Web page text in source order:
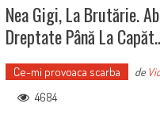
Nea Gigi, La Brutărie.
Dreptate Până La
Ce-mi provoaca scarba de
4684